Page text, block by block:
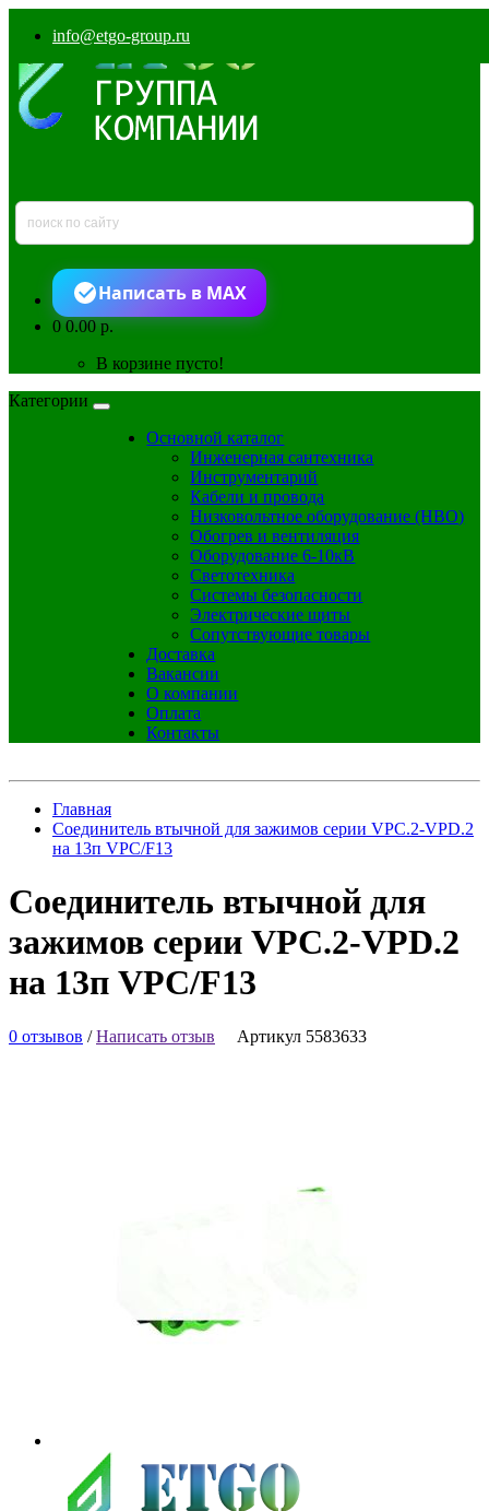
info@etgo-group.ru
Написать в MAX
00.00 р.
В корзине пусто!
Категории
Основной каталог
Инженерная сантехника
Инструментарий
Кабели и провода
Низковольтное оборудование (НВО)
Обогрев и вентиляция
Оборудование 6-10кВ
Светотехника
Системы безопасности
Электрические щиты
Сопутствующие товары
Доставка
Вакансии
О компании
Оплата
Контакты
Главная
Соединитель втычной для зажимов серии VPC.2-VPD.2
на 13п VPC/F13
Соединитель втычной для
зажимов серии VPC.2-VPD.2
на 13п VPC/F13
0 отзывов /Написать отзыв Артикул 5583633